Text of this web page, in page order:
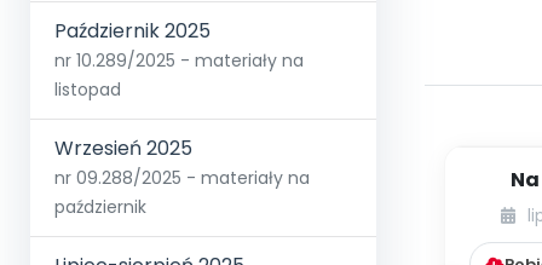
Październik 2025
nr 10.289/2025 - materiały na
listopad
Wrzesień 2025
nr 09.288/2025 - materiały na
październik